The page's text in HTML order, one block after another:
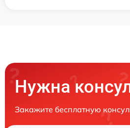
Нужна
Закажите бесплатную